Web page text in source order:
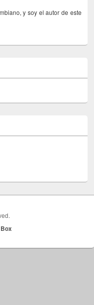
y soy el autor de este